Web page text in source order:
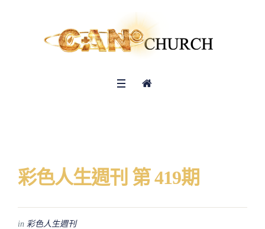
彩色人生週刊 第 419期
in 彩色人生週刊